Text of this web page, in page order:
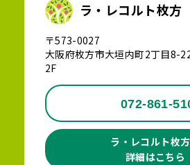
ラ・レコルト枚方
〒573-0027
大阪府枚方市大垣内町2丁目8-
2F
072-861-
ラ・レコルト枚
詳細はこちら